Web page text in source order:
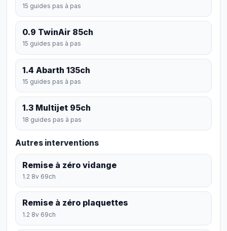
15 guides pas à pas
0.9 TwinAir 85ch
15 guides pas à pas
1.4 Abarth 135ch
15 guides pas à pas
1.3 Multijet 95ch
18 guides pas à pas
Autres interventions
Remise à zéro vidange
1.2 8v 69ch
Remise à zéro plaquettes
1.2 8v 69ch